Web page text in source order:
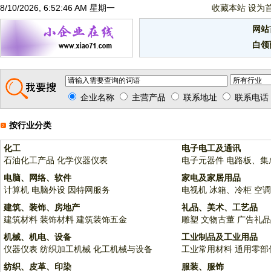
8/10/2026, 6:52:46 AM 星期一 收藏本站 设为
网
白
企业名称 主营产品 联系地址 联系电话
按行业分类
化工
石油化工产品 化学仪器仪表
电子电工及通讯
电子元器件 电路板、集
电脑、网络、软件
计算机 电脑外设 因特网服务
家电及家居用品
电视机 冰箱、冷柜 空调
建筑、装饰、房地产
建筑材料 装饰材料 建筑装饰五金
礼品、美术、工艺品
雕塑 文物古董 广告礼品
机械、机电、设备
仪器仪表 纺织加工机械 化工机械与设备
工业制品及工业用品
工业常用材料 通用零部
纺织、皮革、印染
服装、服饰